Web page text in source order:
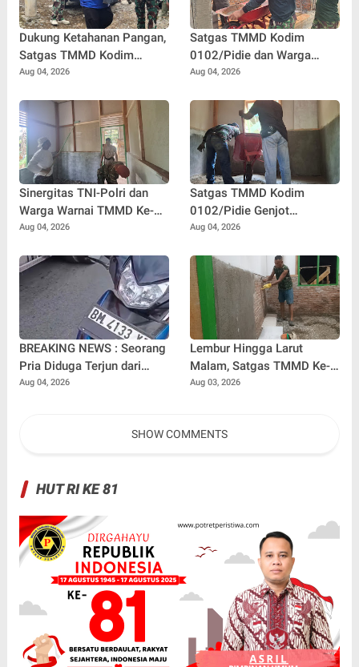
Dukung Ketahanan Pangan,
Satgas TMMD Kodim
0102/Pidie Siapkan Bibit
Manfaat RTLH
Aug 04, 2026
Satgas TMMD Kodim
0102/Pidie dan Warga
Kebut Pembangunan MCK,
Meunasah Blang Cot
Aug 04, 2026
Sinergitas TNI-Polri dan
Warga Warnai TMMD Ke-
129 Kodim 0102/Pidie,
Kepedulian Bersama
Aug 04, 2026
Satgas TMMD Kodim
0102/Pidie Genjot
Pembangunan RTLH
65 Persen
Aug 04, 2026
BREAKING NEWS : Seorang
Pria Diduga Terjun dari
Jembatan Rantau Berangin
Aug 04, 2026
Lembur Hingga Larut
Malam, Satgas TMMD Ke-
129 Kebut Penyelesaian
Aug 03, 2026
SHOW COMMENTS
HUT RI KE 81